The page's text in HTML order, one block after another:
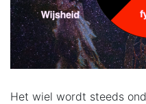
Het wiel wordt steeds